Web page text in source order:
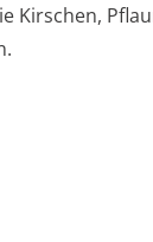
Kirschen,